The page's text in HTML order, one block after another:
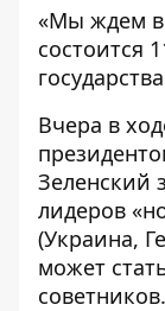
«Мы ждем
состоится
Вчера в
Зеленский
лидеров
(Украина,
может
советников.